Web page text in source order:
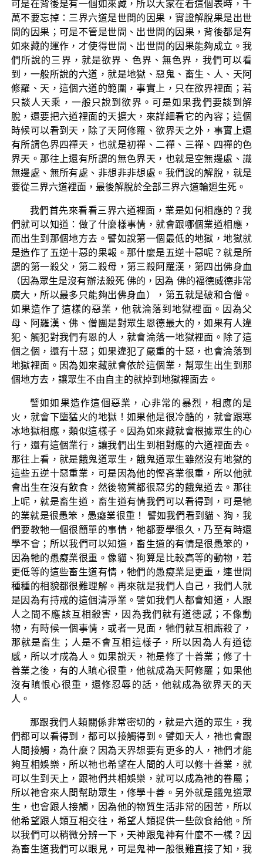
可是在背後是有一個如來藏，所以大家在看這個表時，千
萬不要忘掉：三界六道是世間的因果，實證解脫果是出世
間的因果；可是不管是世間、出世間的因果，背後都是有
如來藏的運作，才使得世間、出世間的因果能夠成立。我
們所說的三界，就是欲界、色界、無色界，我們可以看
到，一般所說的六道，就是地獄、惡鬼、畜生、人、天阿
修羅、天，這個六道的範圍，事實上，只在欲界裡面；若
只談人天乘，一般只說到欲界。可是如果我們要談到解
脫，還要把六道裡面的天擴大，來詳細看它的內容；這個
時候可以看到天，除了天阿修羅、欲界天之外，事實上還
有所謂色界四禪天，也就是初禪、二禪、三禪、四禪的色
界天。那往上還有所謂的無色界天，也就是空無邊處、識
無邊處、無所有處、非想非非想處。我們說的解脫，就是
要從三界六道裡面，最後解脫於全部三界六道輪迴生死。
我們首先來看看三界六道裡面，業是如何相應的？我
們就可以知道：做了什麼樣事情，就會跟哪個業道相應，
而出生到那個地方去。譬如說第一個最低的地獄，地獄就
是造作了五逆十惡的果報。那什麼是五逆十惡呢？就是所
謂的第一殺父，第二殺母，第三殺阿羅漢，第四出佛身血
（因為眾生是沒有辦法殺死 佛的，因為 佛的福德威德非常
廣大，所以最多只能夠出佛身血），第五就是破和合僧。
如果造作了這樣的惡業，他就淪落到地獄裡面。因為父
母、阿羅漢、佛、僧團是對眾生恩德最大的，如果有人違
犯、觸犯對我們有恩的人，就會淪落一地獄裡面。除了這
個之個，還有十惡；如果違犯了嚴重的十惡，也會淪落到
地獄裡面。因為如來藏就會依於這個業，幫眾生出生到那
個地方去，讓眾生不由自主的就掉到地獄裡面去。
譬如如果造作這個惡業，心非常的暴烈，相應的是
火，就會下墮猛火的地獄！如果他是很冷酷的，就會跟寒
冰地獄相應，類似這樣子。因為如來藏就會根據眾生的心
行，還有這個業行，讓我們出生到相對應的六道裡面去。
那往上看，就是餓鬼道眾生，餓鬼道眾生雖然沒有地獄的
這些五逆十惡重業，可是因為他的慳吝業很重，所以他就
會出生在沒有飲食，然後物質都很惡劣的餓鬼道去。那往
上呢，就是畜生道，畜生道有情我們可以看得到，可是牠
的業就是很愚笨，愚癡業很重！ 譬如我們看到貓、狗，我
們要教牠一個很簡單的事情，牠都要學很久，乃至有時還
學不會；所以我們可以知道，畜生道的有情是很愚笨的，
因為牠的愚癡業很重。像貓、狗算是比較高等的動物，若
更低等的這些畜生道有情，牠們的愚癡業是更重，連世間
種種的相貌都很難理解。再來就是我們人自己，我們人就
是因為有持戒的這個清淨業。譬如我們人都會知道，人跟
人之間不應該互相殺害，因為我們就有道德感；不像動
物，有時候一個事情，或者一見面，牠們就互相廝殺了，
那就是畜生；人是不會互相這樣子，所以因為人有道德
感，所以才成為人。如果說天，祂是修了十善業；修了十
善業之後，有的人瞋心很重，他就成為天阿修羅；如果他
沒有瞋恨心很重，還修忍辱的話，他就成為欲界天的天
人。
那跟我們人類關係非常密切的，就是六道的眾生，我
們都可以看得到，都可以接觸得到。譬如天人，祂也會跟
人間接觸，為什麼？因為天界想要有更多的人，祂們才能
夠互相娛樂，所以祂也希望在人間的人可以修十善業，就
可以生到天上，跟祂們共相娛樂，就可以成為祂的眷屬；
所以祂會來人間幫助眾生，修學十善。另外就是餓鬼道眾
生，也會跟人接觸，因為他的物質生活非常的困苦，所以
他希望跟人類互相交往，希望人類提供一些飲食給他。所
以我們可以稍微分辨一下，天神跟鬼神有什麼不一樣？因
為畜生道我們可以眼見，可是鬼神一般很難直接了知，我